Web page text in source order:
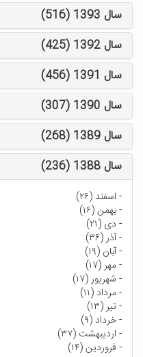
سال 1393 (516)
سال 1392 (425)
سال 1391 (456)
سال 1390 (307)
سال 1389 (268)
سال 1388 (236)
- اسفند (۲۶)
-بهمن (۱۶)
- دی (۲۱)
-آذر (۳۶)
-آبان (۱۹)
-مهر (۱۷)
- شهریور (۱۷)
-مرداد (۱۱)
-تیر (۱۳)
-خرداد (۹)
- اردیبهشت (۳۷)
- فروردین (۱۴)